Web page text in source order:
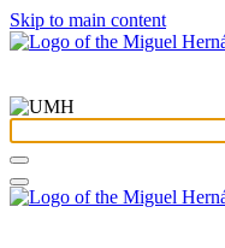
Skip to main content